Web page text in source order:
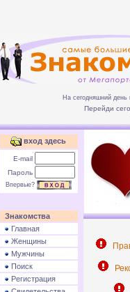
На сегодняшний день
Перейди
вход здесь
E-mail
Пароль
Впервые?
Знакомства
Главная
Женщины
Мужчины
Поиск
Регистрация